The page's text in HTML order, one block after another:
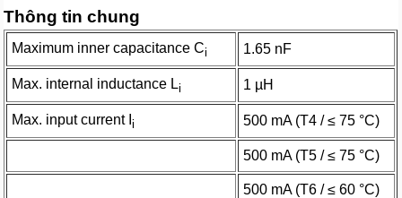
Thông tin chung
Maximum inner capacitance Ci 1.65 nF
Max. internal inductance Li 1 µH
Max. input current Ii 500 mA (T4 / ≤ 75 °C)
500 mA (T5 / ≤ 75 °C)
500 mA (T6 / ≤ 60 °C)